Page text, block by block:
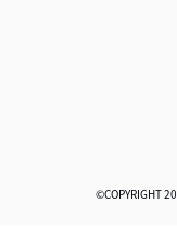
©COPYRIGHT